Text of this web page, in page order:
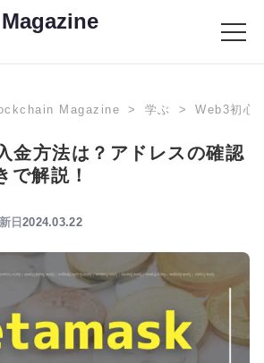
Magazine 学ぶ Web3初心
金方法は？アドレスの確認
で解説！
日2024.03.22